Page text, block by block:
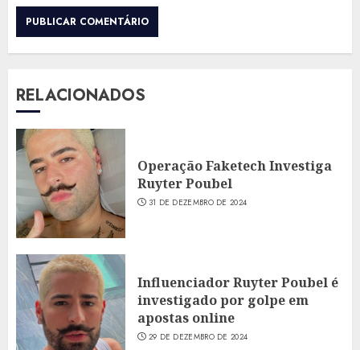
RELACIONADOS
Operação Faketech Investiga
Ruyter Poubel
31 DE DEZEMBRO DE 2024
Influenciador Ruyter Poubel é
investigado por golpe em
apostas online
29 DE DEZEMBRO DE 2024